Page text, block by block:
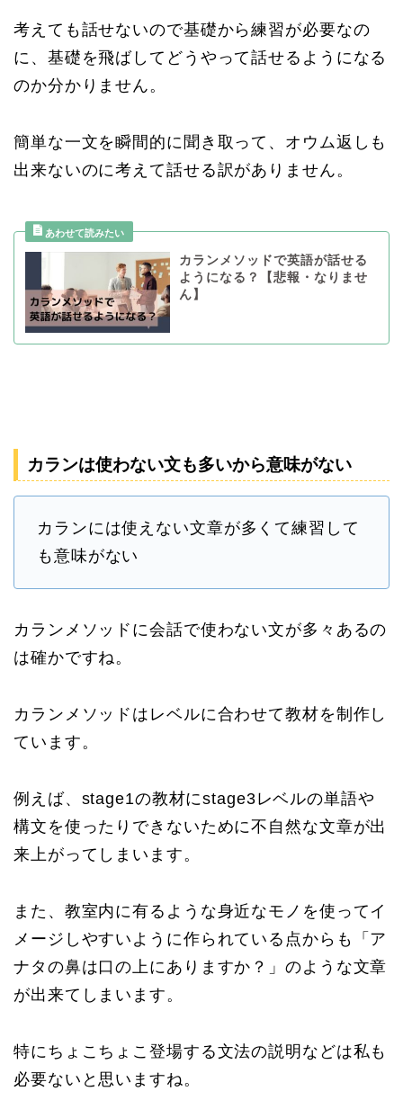
考えても話せないので基礎から練習が必要なの
に、基礎を飛ばしてどうやって話せるようになる
のか分かりません。
簡単な一文を瞬間的に聞き取って、オウム返しも
出来ないのに考えて話せる訳がありません。
カランメソッドで英語が話せる
ようになる？【悲報・なりませ
ん】
カランは使わない文も多いから意味がない
カランには使えない文章が多くて練習して
も意味がない
カランメソッドに会話で使わない文が多々あるの
は確かですね。
カランメソッドはレベルに合わせて教材を制作し
ています。
例えば、stage1の教材にstage3レベルの単語や
構文を使ったりできないために不自然な文章が出
来上がってしまいます。
また、教室内に有るような身近なモノを使ってイ
メージしやすいように作られている点からも「ア
ナタの鼻は口の上にありますか？」のような文章
が出来てしまいます。
特にちょこちょこ登場する文法の説明などは私も
必要ないと思いますね。